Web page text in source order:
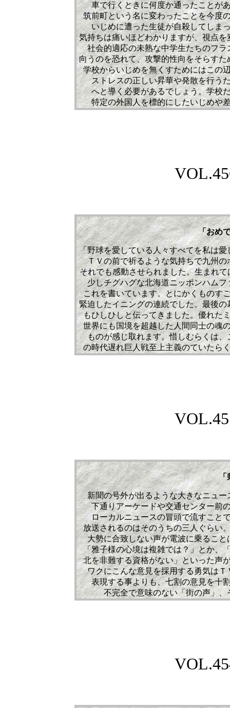
車で行くときに何度か通ったことが
筑前町という名に変わったことを今度
いじめに遭った生徒が自殺してしま
気持ちは痛いほどわかりますが、視点
社会的適応の未熟な中学生たちのフ
向うのを恐れて、攻撃的性向をそらす
学校からいじめを無くすためにはこの
ストレスの正しい昇華や発散を行う
へと導く必要があるでしょう。学校
特定の外国人を標的にしたいじめや
VOL.
「おめ
「野球を愛している人々すべてを私は
ＴＶの前で祈るような気持ちで九州
それでも感動させられました。生まれ
少しチグハグな北海道ニッポンハム
これを書いています。とにかくものす
緊迫したイニングの連続でした。最後
もひしひしと伝ってきました。優れた
世界にも国境を超越した人間同士の魂
ものが感じ取れます。惜しむらくは
の時代遅れ巨人戦至上主義のていたら
「
新聞の号外が出るような大きなニュ
下通りアーケードや交通センター前
ローカルニュースの冒頭で流すこと
放送されるのはそのうちの三人ぐらい
大勢に合致しない声が電波に乗るこ
「雅子様の心境は複雑では？」とか、
北を非難する資格がない」といった声
ワクにこんな意見を採用する勇気は
表現する事よりも、七割の意見を十
不完全で意味のない「街の声」